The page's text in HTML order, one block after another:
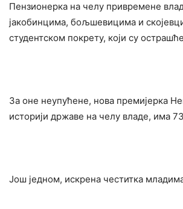
Пензионерка на челу привремене
јакобинцима, бољшевицима и
студентском покрету, који су
За оне неупућене, нова премијерка
историји државе на челу владе, има
Још једном, искрена честитка